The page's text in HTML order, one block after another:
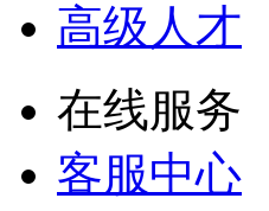
高级人才
在线服务
客服中心